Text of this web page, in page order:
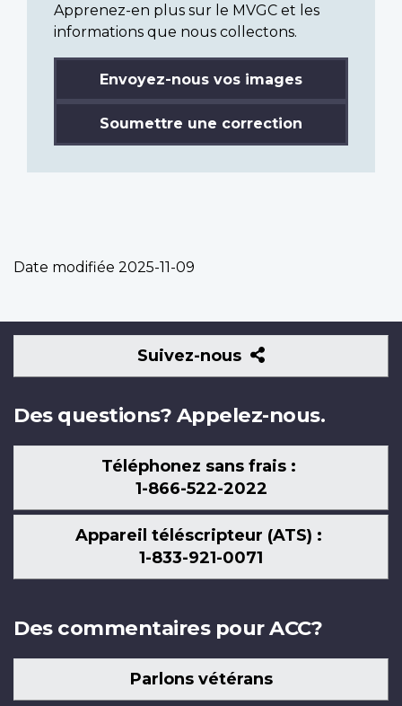
Apprenez-en plus sur le MVGC et les
informations que nous collectons.
Envoyez-nous vos images
Soumettre une correction
Date modifiée 2025-11-09
Suivez-nous
Suivez-
nous
Des questions? Appelez-nous.
Téléphonez sans frais :
1-866-522-2022
Appareil téléscripteur (ATS) :
1-833-921-0071
Des commentaires pour ACC?
Parlons vétérans